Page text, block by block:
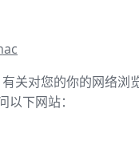
关对您的你的网络浏
下网站：